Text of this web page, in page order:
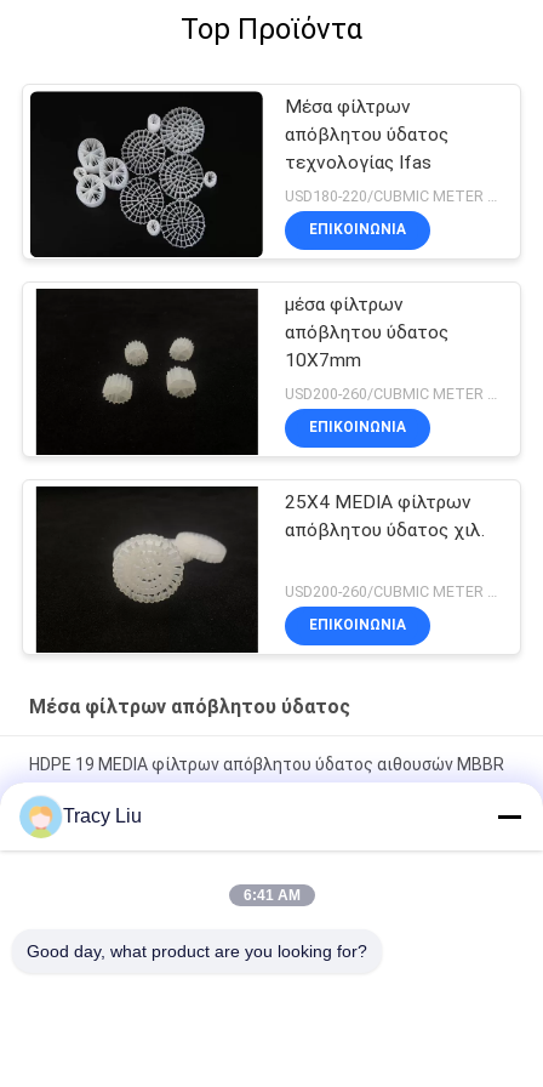
Top Προϊόντα
Μέσα φίλτρων
απόβλητου ύδατος
τεχνολογίας Ifas
USD180-220/CUBMIC METER MOQ:1CubmicMeter
ΕΠΙΚΟΙΝΩΝΙΑ
μέσα φίλτρων
απόβλητου ύδατος
10X7mm
ΕΠΙΚΟΙΝΩΝΙΑ
25X4 MEDIA φίλτρων
απόβλητου ύδατος χιλ.
ΕΠΙΚΟΙΝΩΝΙΑ
Μέσα φίλτρων απόβλητου ύδατος
HDPE 19 MEDIA φίλτρων απόβλητου ύδατος αιθουσών MBBR
25X10mm
1000 πλαστικά μέσα M2/M3 για τον εξοπλισμό επεξεργασίας
ύδατος 25X4mm
Tracy Liu
6:41 AM
Good day, what product are you looking for?